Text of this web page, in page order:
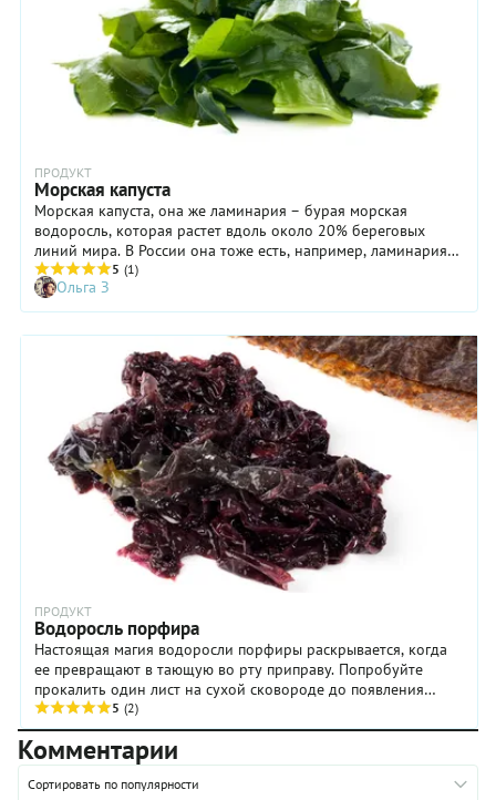
ПРОДУКТ
Морская капуста
Морская капуста, она же ламинария – бурая морская
водоросль, которая растет вдоль около 20% береговых
линий мира. В России она тоже есть, например, ламинария
сахаристая в Белом и Карском море. Эта бурая водоросль –
ценный пищевой продукт. Крупные листья (слоевища)
морской капусты содержат множество полезных для
человеческого организма элементов и минеральных
веществ; а по содержанию йода ламинарии вообще нет
5 (1)
Ольга З
ПРОДУКТ
Водоросль порфира
Настоящая магия водоросли порфиры раскрывается, когда
ее превращают в тающую во рту приправу. Попробуйте
прокалить один лист на сухой сковороде до появления
дымного аромата, а затем растереть его в ладонях над
тарелкой с горячим рисом или пастой. Вы получите мощный
вкус умами, который преобразит даже самое простое блюдо.
Эта водоросль — не просто обертка для роллов, особенно в
руках современных шеф-поваров!
5 (2)
Комментарии
Сортировать по популярности